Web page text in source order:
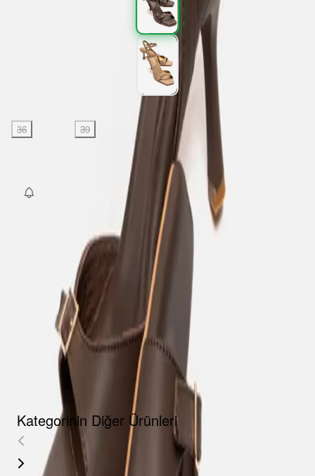
36 39
SEPETE EKLE
Fırsat Kombini Componenti Buraya Gelecek
ÜRÜN HAKKINDA
TAKSIT SEÇENEKLERI
YORUMLAR
AKSESUARLAR
Kategorinin Diğer Ürünleri